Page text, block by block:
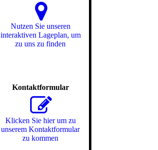
Nutzen Sie unseren
interaktiven La­ge­plan, um
zu uns zu finden
Kontaktformular
Klicken Sie hier um zu
unserem Kon­takt­for­mu­lar
zu kommen